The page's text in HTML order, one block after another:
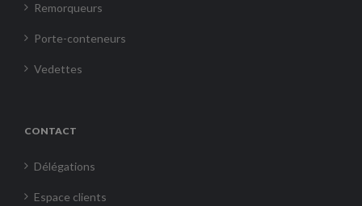
Remorqueurs
Porte-conteneurs
Vedettes
CONTACT
Délégations
Espace clients